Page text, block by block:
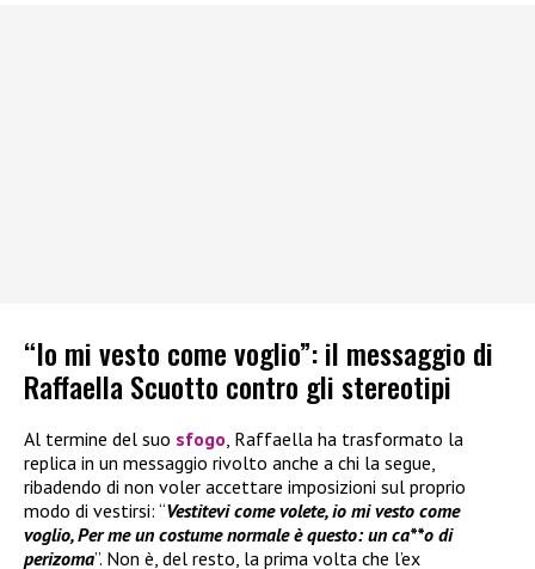
“Io mi vesto come voglio”: il messaggio di
Raffaella Scuotto contro gli stereotipi
Al termine del suo sfogo , Raffaella ha trasformato la
replica in un messaggio rivolto anche a chi la segue,
ribadendo di non voler accettare imposizioni sul proprio
modo di vestirsi: “Vestitevi come volete, io mi vesto come
voglio, Per me un costume normale è questo: un ca**o di
perizoma”. Non è, del resto, la prima volta che l’ex